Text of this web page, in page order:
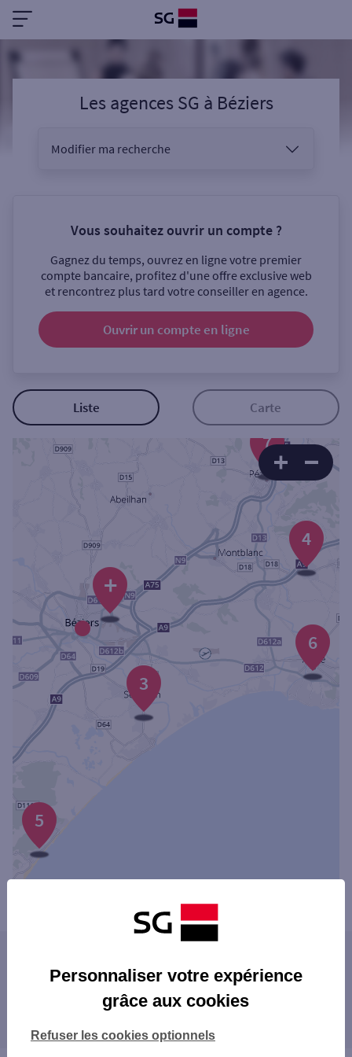
Les agences SG à Béziers
Modifier ma recherche
Sélectionnez votre recherche
Ouverte le samedi
Coffre-fort
Autour de moi
Ville / Code postal
Rue
Rechercher
Vous souhaitez ouvrir un compte ?
Gagnez du temps, ouvrez en ligne votre premier
compte bancaire, profitez d'une offre exclusive web
et rencontrez plus tard votre conseiller en agence.
Ouvrir un compte en ligne
Liste Carte
7
6
5
4
3
+
NARBONNE
Les agences SG dans les départements
11 AUDE
Personnaliser votre expérience
grâce aux cookies
Refuser les cookies optionnels